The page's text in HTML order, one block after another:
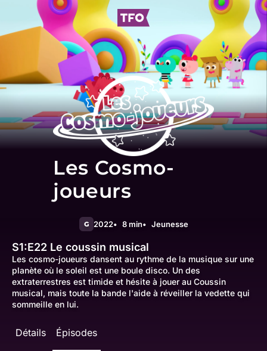
Les Cosmo-
joueurs
G 2022 8 min Jeunesse
S1:E22 Le coussin musical
Les cosmo-joueurs dansent au rythme de la musique sur une
planète où le soleil est une boule disco. Un des
extraterrestres est timide et hésite à jouer au Coussin
musical, mais toute la bande l'aide à réveiller la vedette qui
sommeille en lui.
Détails Épisodes